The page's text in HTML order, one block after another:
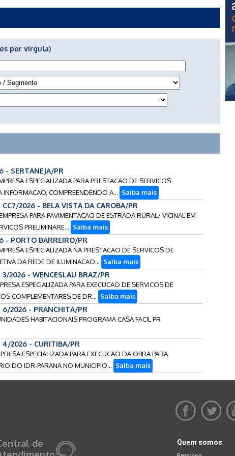
por virgula)
- SERTANEJA/PR
ESPECIALIZADA PARA PRESTACAO DE SERVICOS
COMPREENDENDO A... Saiba mais
CC7/2026 - BELA VISTA DA CAROBA/PR
PARA PAVIMENTACAO DE ESTRADA RURAL/ VICINAL EM
PRELIMINARE... Saiba mais
- PORTO BARREIRO/PR
ESPECIALIZADA NA PRESTACAO DE SERVICOS DE
DA REDE DE ILUMINACAO... Saiba mais
3/2026 - WENCESLAU BRAZ/PR
ESPECIALIZADA PARA EXECUCAO DE SERVICOS DE
COMPLEMENTARES DE DR... Saiba mais
6/2026 - PRANCHITA/PR
HABITACIONAIS PROGRAMA CASA FACIL PR
4/2026 - CURITIBA/PR
ESPECIALIZADA PARA EXECUCAO DA OBRA PARA
DO IDR-PARANA NO MUNICIPIO... Saiba mais
de
Quem somos